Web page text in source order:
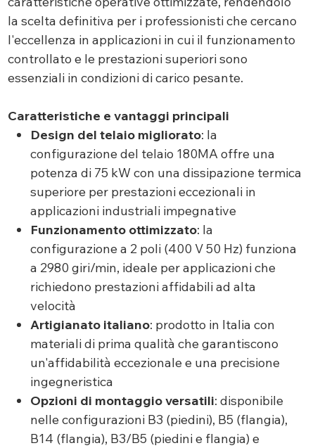
la scelta definitiva per i professionisti che cercano
l'eccellenza in applicazioni in cui il funzionamento
controllato e le prestazioni superiori sono
essenziali in condizioni di carico pesante.
Caratteristiche e vantaggi principali
Design del telaio migliorato: la
configurazione del telaio 180MA offre una
potenza di 75 kW con una dissipazione termica
superiore per prestazioni eccezionali in
applicazioni industriali impegnative
Funzionamento ottimizzato: la
configurazione a 2 poli (400 V 50 Hz) funziona
a 2980 giri/min, ideale per applicazioni che
richiedono prestazioni affidabili ad alta
velocità
Artigianato italiano: prodotto in Italia con
materiali di prima qualità che garantiscono
un'affidabilità eccezionale e una precisione
ingegneristica
Opzioni di montaggio versatili: disponibile
nelle configurazioni B3 (piedini), B5 (flangia),
B14 (flangia), B3/B5 (piedini e flangia) e